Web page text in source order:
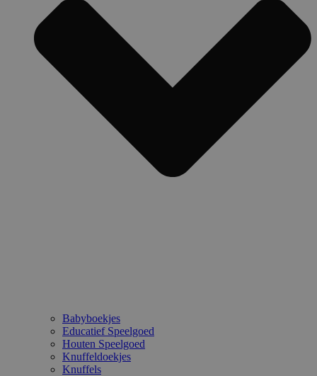
Babyboekjes
Educatief Speelgoed
Houten Speelgoed
Knuffeldoekjes
Knuffels